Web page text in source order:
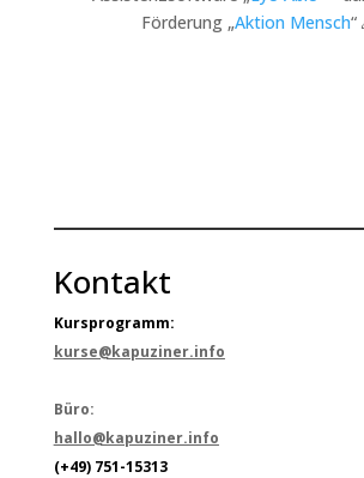
Förderung „Aktion Mensch“
Kontakt
Kursprogramm:
kurse@kapuziner.info
Büro:
hallo@kapuziner.info
(+49) 751-15313